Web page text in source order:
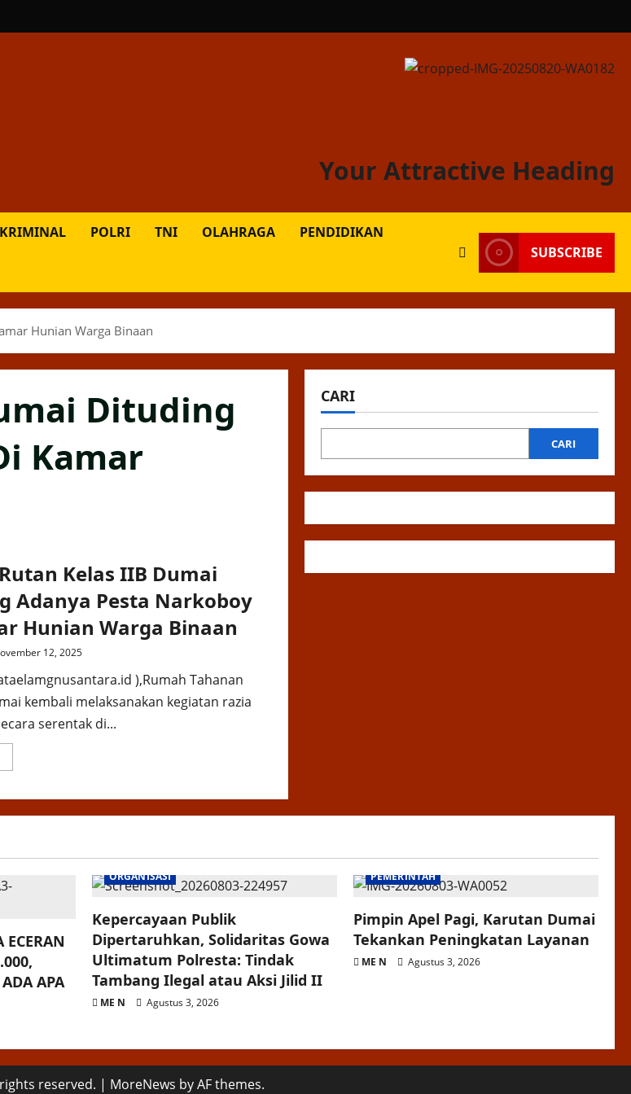
Your Attractive Heading
POLRI TNI OLAHRAGA PENDIDIKAN
SUBSCRIBE
Hunian Warga Binaan
Dituding
Kamar
Kelas IIB Dumai
Adanya Pesta Narkoboy
Hunian Warga Binaan
12, 2025
),Rumah Tahanan
kembali melaksanakan kegiatan razia
serentak di...
Binaan
CARI
CARI
APA
ORGANISASI
Kepercayaan Publik
Dipertaruhkan, Solidaritas Gowa
Ultimatum Polresta: Tindak
Tambang Ilegal atau Aksi Jilid II
ME N Agustus 3, 2026
PEMERINTAH
Pimpin Apel Pagi, Karutan Dumai
Tekankan Peningkatan Layanan
ME N Agustus 3, 2026
reserved. | MoreNews by AF themes.